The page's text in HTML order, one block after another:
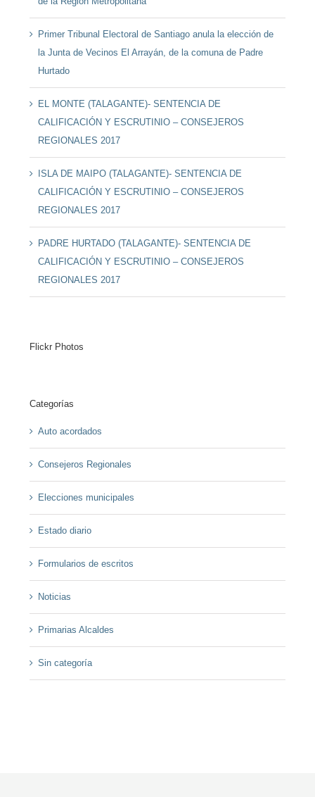
Primer Tribunal Electoral de Santiago anula la elección de
la Junta de Vecinos El Arrayán, de la comuna de Padre
Hurtado
EL MONTE (TALAGANTE)- SENTENCIA DE
CALIFICACIÓN Y ESCRUTINIO – CONSEJEROS
REGIONALES 2017
ISLA DE MAIPO (TALAGANTE)- SENTENCIA DE
CALIFICACIÓN Y ESCRUTINIO – CONSEJEROS
REGIONALES 2017
PADRE HURTADO (TALAGANTE)- SENTENCIA DE
CALIFICACIÓN Y ESCRUTINIO – CONSEJEROS
REGIONALES 2017
Flickr Photos
Categorías
Auto acordados
Consejeros Regionales
Elecciones municipales
Estado diario
Formularios de escritos
Noticias
Primarias Alcaldes
Sin categoría